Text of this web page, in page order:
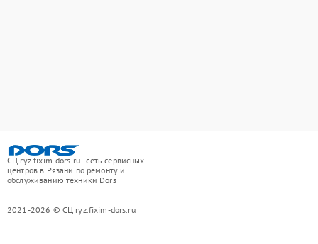
СЦ ryz.fixim-dors.ru - сеть сервисных
центров в Рязани по ремонту и
обслуживанию техники Dors
2021-2026 © СЦ ryz.fixim-dors.ru